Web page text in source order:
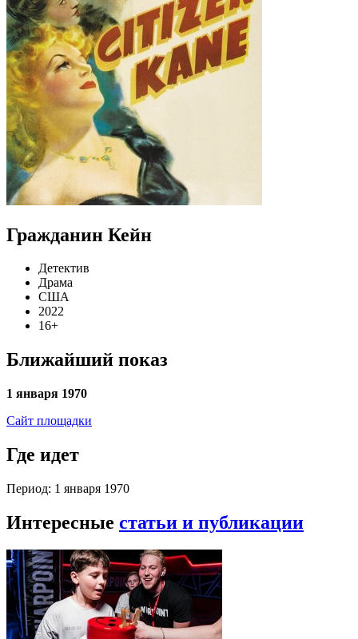
Гражданин Кейн
Детектив
Драма
США
2022
16+
Ближайший показ
1 января 1970
Сайт площадки
Где идет
Период: 1 января 1970
Интересные статьи и публикации